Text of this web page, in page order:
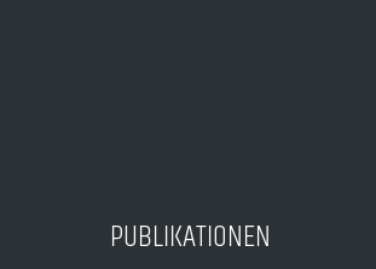
PUBLIKATIONEN